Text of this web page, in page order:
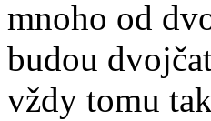
mnoho od
budou
vždy tomu